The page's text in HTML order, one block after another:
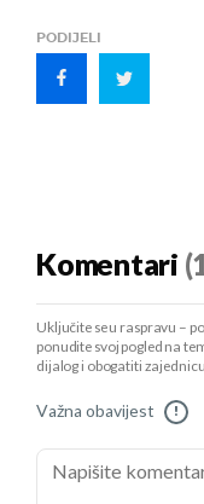
PODIJELI
Komentari
Uključite se u raspravu –
ponudite svoj pogled na
dijalog i obogatiti
Važna obavijest !